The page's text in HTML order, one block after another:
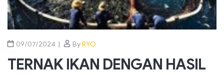
09/07/2024 ByRYO
TERNAK IKAN DENGAN HASIL